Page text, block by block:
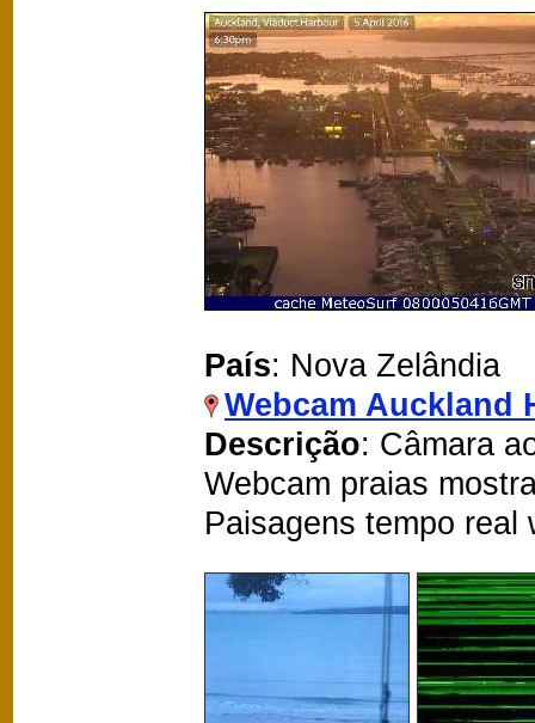
País: Nova Zelândia
Webcam Auckland
Descrição: Câmara
Webcam praias
Paisagens tempo real